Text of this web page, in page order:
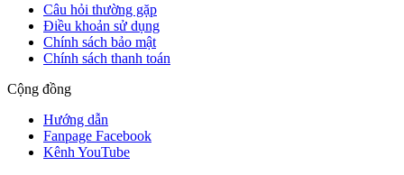
Câu hỏi thường gặp
Điều khoản sử dụng
Chính sách bảo mật
Chính sách thanh toán
Cộng đồng
Hướng dẫn
Fanpage Facebook
Kênh YouTube